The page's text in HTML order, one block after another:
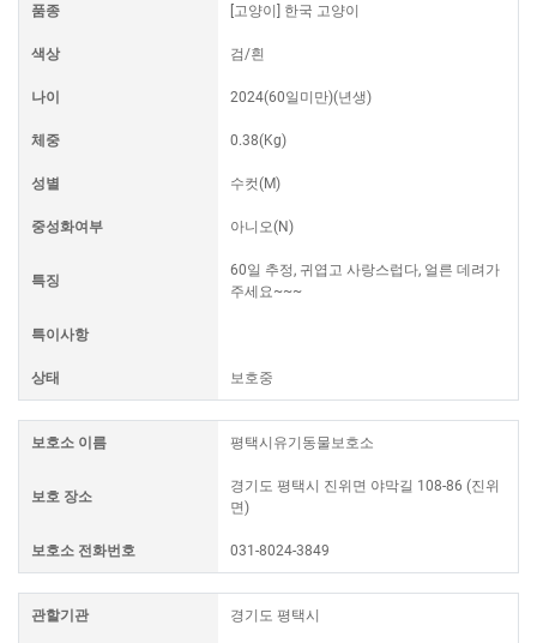
품종 [고양이] 한국 고양이
색상 검/흰
나이 2024(60일미만)(년생)
체중 0.38(Kg)
성별 수컷(M)
중성화여부 아니오(N)
특징
60일 추정, 귀엽고 사랑스럽다, 얼른 데려가
주세요~~~
특이사항
상태 보호중
보호소 이름 평택시유기동물보호소
보호 장소
경기도 평택시 진위면 야막길 108-86 (진위
면)
보호소 전화번호 031-8024-3849
관할기관 경기도 평택시